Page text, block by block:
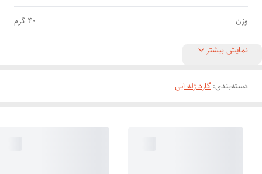
وزن 40 گرم
نمایش بیشتر
دسته‌بندی: گارد ژله ایی